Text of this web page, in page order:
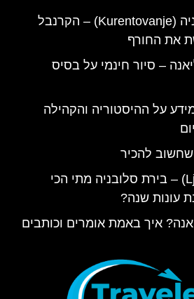
פסטיבל קורנטובאניה (Kurentovanje) – הקרנבל
את החורף
– סיור חינמי על בסיס
על ההיסטוריה והקהילה
שחשוב להכיר
לובליאנה (Ljubljana) – בירת סלובניה מתי הכי
עונות שנה?
איך באמת אומרים וכותבים